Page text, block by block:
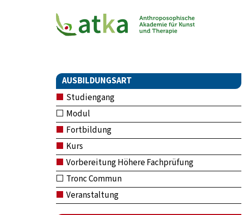
AUSBILDUNGSART
Studiengang
Modul
Fortbildung
Kurs
Vorbereitung Höhere Fachprüfung
Tronc Commun
Veranstaltung